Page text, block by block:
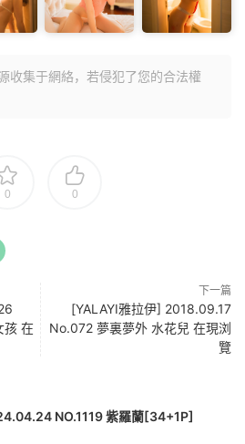
收集于網絡，若侵犯了您的合法權
0 0
孩 在
下一篇
[YALAYI雅拉伊] 2018.09.17
No.072 夢裏夢外 水花兒 在現浏
覽
NO.1119 紫羅蘭[34+1P]